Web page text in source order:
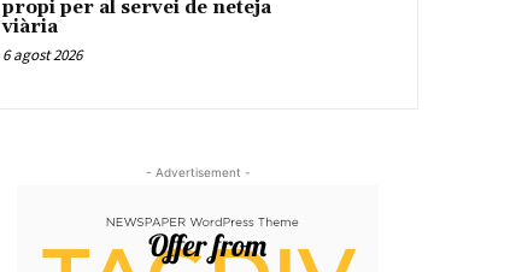
propi per al servei de neteja
viària
6 agost 2026
- Advertisement -